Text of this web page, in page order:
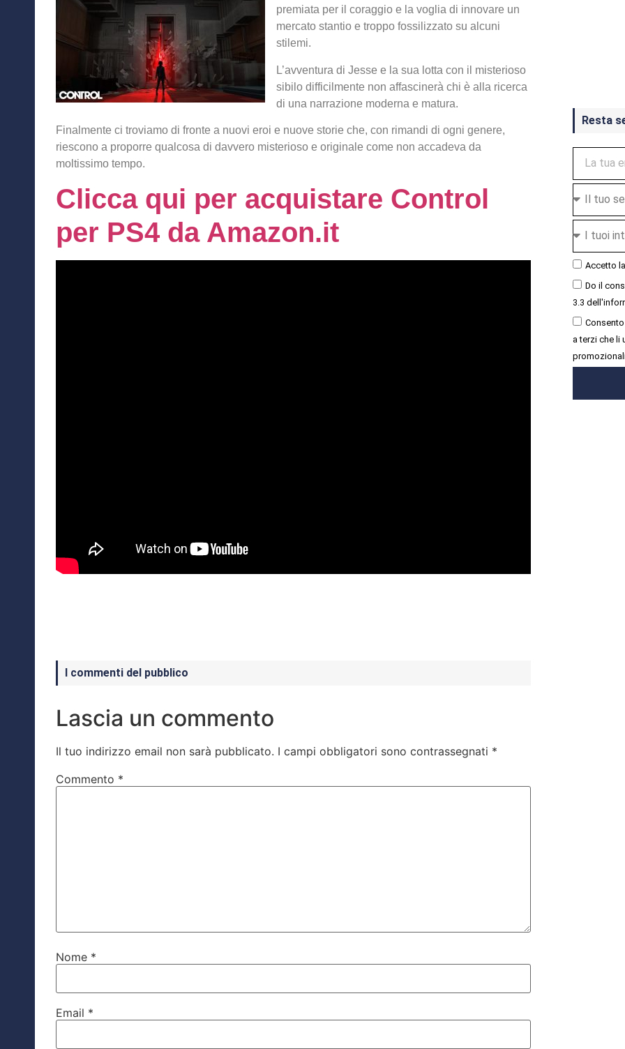
premiata per il coraggio e la voglia di innovare un
mercato stantio e troppo fossilizzato su alcuni
stilemi.
L’avventura di Jesse e la sua lotta con il misterioso
sibilo difficilmente non affascinerà chi è alla ricerca
di una narrazione moderna e matura.
Finalmente ci troviamo di fronte a nuovi eroi e nuove storie che, con rimandi di ogni genere,
riescono a proporre qualcosa di davvero misterioso e originale come non accadeva da
moltissimo tempo.
Clicca qui per acquistare Control
per PS4 da Amazon.it
I commenti del pubblico
Lascia un commento
Il tuo indirizzo email non sarà pubblicato. I campi obbligatori sono contrassegnati *
Commento *
Nome *
Email *
Resta
Accetto la
Do il
3.3
a terzi che li